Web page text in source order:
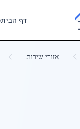
דף הבית
אזורי שירות